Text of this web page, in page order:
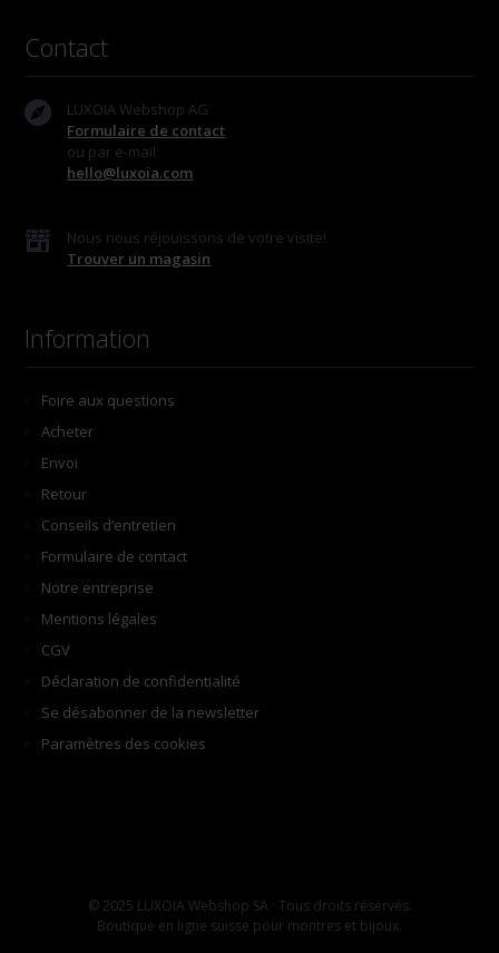
Contact
LUXOIA Webshop AG
Formulaire de contact
ou par e-mail
hello@luxoia.com
Nous nous réjouissons de votre visite!
Trouver un magasin
Information
Foire aux questions
Acheter
Envoi
Retour
Conseils d’entretien
Formulaire de contact
Notre entreprise
Mentions légales
CGV
Déclaration de confidentialité
Se désabonner de la newsletter
Paramètres des cookies
© 2025 LUXOIA Webshop SA · Tous droits réservés.
Boutique en ligne suisse pour montres et bijoux.